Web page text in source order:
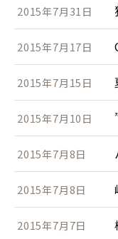
2015年7月31日
2015年7月17日
2015年7月15日
2015年7月10日
2015年7月8日
2015年7月8日
2015年7月7日